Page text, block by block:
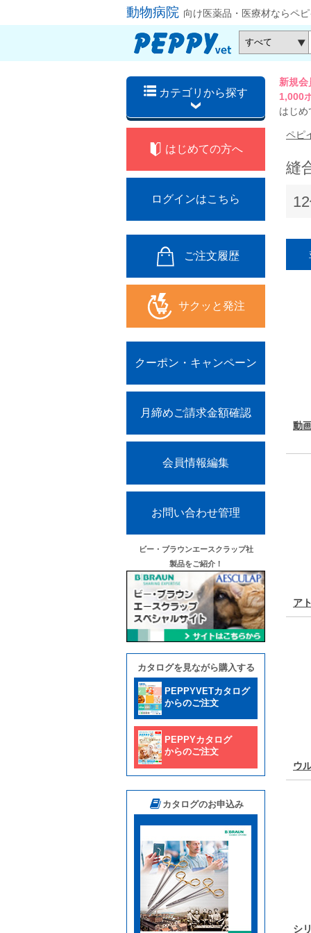
動物病院 向け医薬品・医療材ならペ
カテゴリから探す
新規
1,000
はじめ
はじめての方へ
ログインはこちら
ご注文履歴
サクッと発注
クーポン・キャンペーン
月締めご請求金額確認
会員情報編集
お問い合わせ管理
ビー・ブラウンエースクラップ社
製品をご紹介！
カタログを見ながら購入する
PEPPYVETカタログ
からのご注文
PEPPYカタログ
からのご注文
カタログのお申込み
ペピ
縫
動
ア
ウ
シ